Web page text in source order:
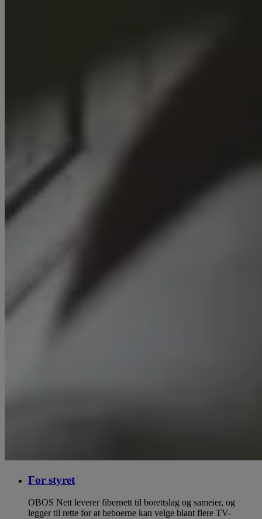
For styret
OBOS Nett leverer fibernett til borettslag og sameier, og
legger til rette for at beboerne kan velge blant flere TV-